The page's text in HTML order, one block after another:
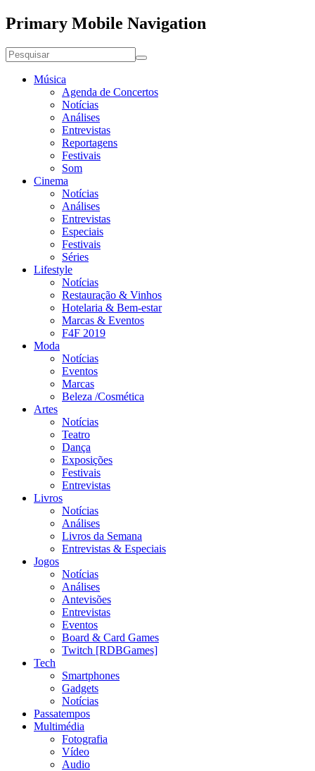
Primary Mobile Navigation
Música
Agenda de Concertos
Notícias
Análises
Entrevistas
Reportagens
Festivais
Som
Cinema
Notícias
Análises
Entrevistas
Especiais
Festivais
Séries
Lifestyle
Notícias
Restauração & Vinhos
Hotelaria & Bem-estar
Marcas & Eventos
F4F 2019
Moda
Notícias
Eventos
Marcas
Beleza /Cosmética
Artes
Notícias
Teatro
Dança
Exposições
Festivais
Entrevistas
Livros
Notícias
Análises
Livros da Semana
Entrevistas & Especiais
Jogos
Notícias
Análises
Antevisões
Entrevistas
Eventos
Board & Card Games
Twitch [RDBGames]
Tech
Smartphones
Gadgets
Notícias
Passatempos
Multimédia
Fotografia
Vídeo
Audio